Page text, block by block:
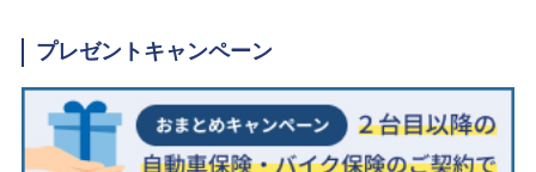
プレゼントキャンペーン